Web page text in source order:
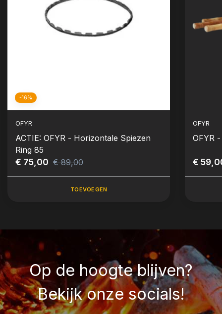
-16%
OFYR
ACTIE: OFYR - Horizontale Spiezen
Ring 85
€ 75,00 € 89,00
TOEVOEGEN
OFYR
OFYR
€
Op de hoogte blijven?
Bekijk onze socials!